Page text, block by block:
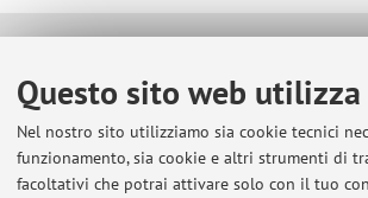
Questo sito web
Nel nostro sito utilizziamo sia cookie tecnici
funzionamento, sia cookie e altri strumenti di
facoltativi che potrai attivare solo con il tuo
E-mail: yitian.qi@unibo.it